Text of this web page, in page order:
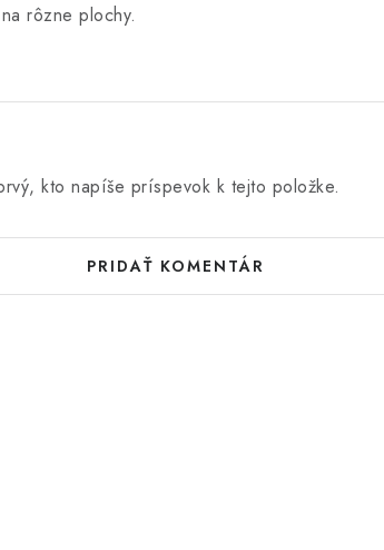
rôzne plochy.
kto napíše príspevok k tejto položke.
PRIDAŤ KOMENTÁR